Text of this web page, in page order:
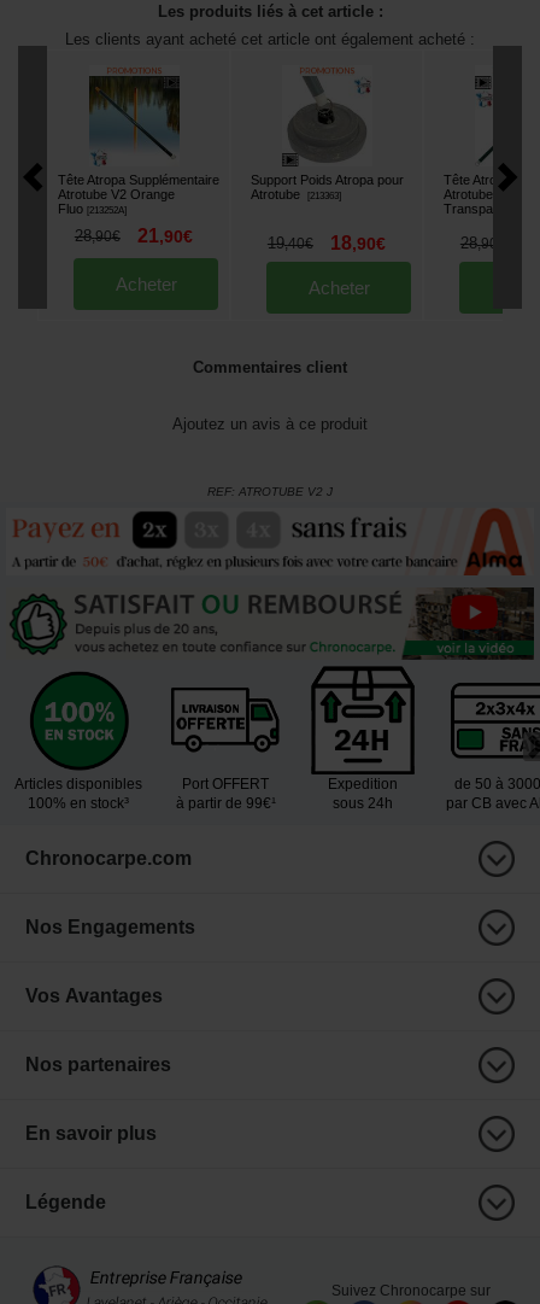
Les produits liés à cet article :
Les clients ayant acheté cet article ont également acheté :
Tête Atropa Supplémentaire
Atrotube V2 Orange
Fluo
213252A]
28,90€ 21,90€
Acheter
Support Poids Atropa pour
Atrotube
213363]
19,40€ 18,90€
Acheter
Tête Atropa
Atrotube V2
Transparente
28,90
Commentaires client
Ajoutez un avis à ce produit
REF: ATROTUBE V2 J
Articles disponibles
100% en stock³
Port OFFERT
à partir de 99€¹
Expedition
sous 24h
de 50 à
par CB avec
Chronocarpe.com
Nos Engagements
Vos Avantages
Nos partenaires
En savoir plus
Légende
Suivez Chronocarpe sur